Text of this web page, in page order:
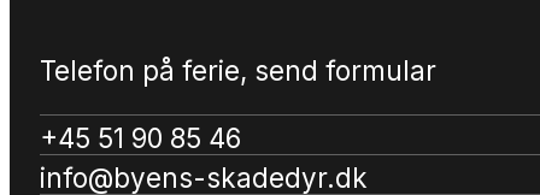
Telefon på ferie, send formular
+45 51 90 85 46
info@byens-skadedyr.dk